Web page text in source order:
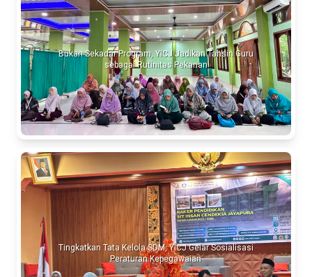
Bukan Sekadar Program, YICJ Jadikan Tahsin Guru
sebagai Rutinitas Pekanan
Tingkatkan Tata Kelola SDM, YICJ Gelar Sosialisasi
Peraturan Kepegawaian